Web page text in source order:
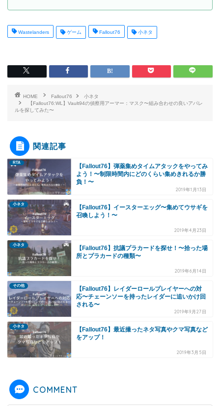
Wastelanders ゲーム Fallout76 小ネタ
HOME Fallout76
小ネタ
【Fallout76:WL】Vault94の偵察用アーマー：マスク〜組み合わせの良いアパレ
ルを探してみた〜
関連記事
RTA
【Fallout76】弾薬集めタイムアタックをやってみ
よう！〜制限時間内にどのくらい集めきれるか勝
負！〜
2019年1月13日
小ネタ
【Fallout76】イースターエッグ〜集めてウサギを
召喚しよう！〜
2019年4月23日
小ネタ
【Fallout76】抗議プラカードを探せ！〜拾った場
所とプラカードの種類〜
2019年6月14日
その他
【Fallout76】レイダーロールプレイヤーへの対
応〜チェーンソーを持ったレイダーに追いかけ回
される〜
2019年9月27日
小ネタ
【Fallout76】最近撮ったネタ写真やクマ写真など
をアップ！
2019年3月5日
COMMENT